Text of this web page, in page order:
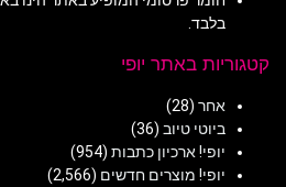
בלבד.
קטגוריות באתר יופי
אחר (28)
ביוטי טיוב (36)
יופי! ארכיון כתבות (954)
יופי! מוצרים חדשים (2,566)